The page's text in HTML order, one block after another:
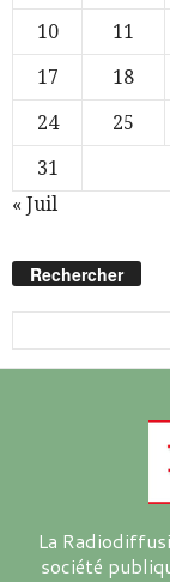
10
11
17
18
24
25
31
« Juil
Rechercher
La
société